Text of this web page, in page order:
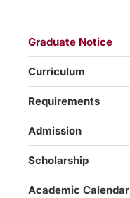
Graduate Notice
Curriculum
Requirements
Admission
Scholarship
Academic Calendar